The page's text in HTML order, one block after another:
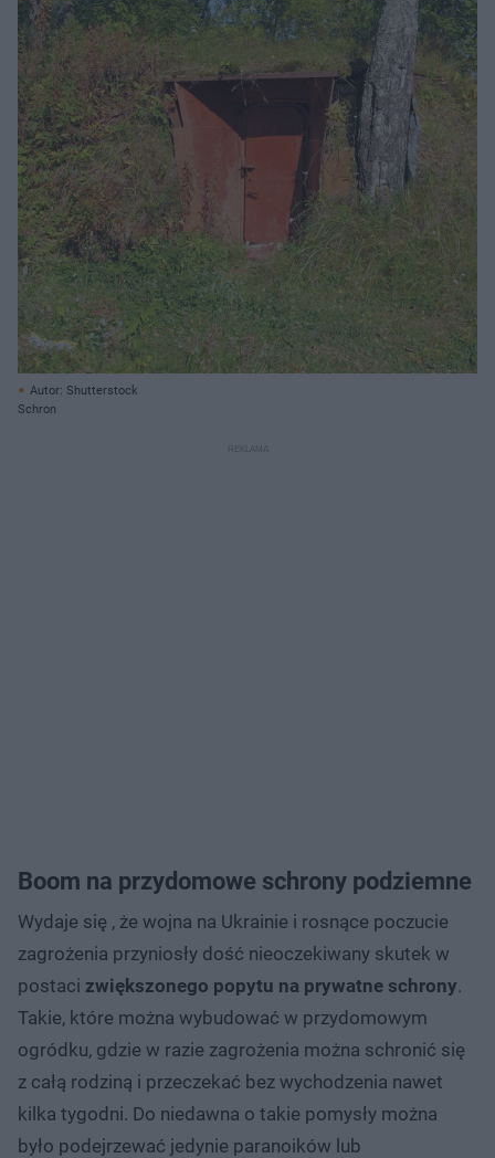
Autor: Shutterstock
Schron
Boom na przydomowe schrony podziemne
Wydaje się , że wojna na Ukrainie i rosnące poczucie
zagrożenia przyniosły dość nieoczekiwany skutek w
postaci zwiększonego popytu na prywatne schrony.
Takie, które można wybudować w przydomowym
ogródku, gdzie w razie zagrożenia można schronić się
z całą rodziną i przeczekać bez wychodzenia nawet
kilka tygodni. Do niedawna o takie pomysły można
było podejrzewać jedynie paranoików lub